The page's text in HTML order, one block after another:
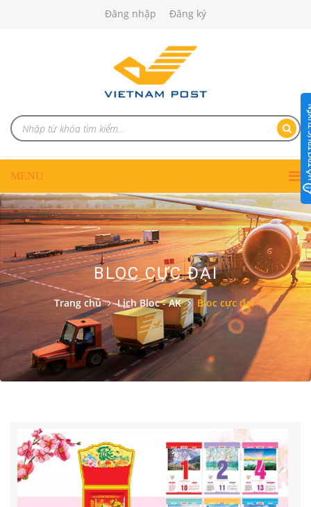
Đăng nhập Đăng ký
BLOC CỰC ĐẠI
Trang chủ Lịch Bloc - AK Bloc cực đại